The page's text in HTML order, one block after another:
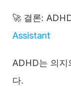
🚀 결론:
Assistant
ADHD는 의지
다.